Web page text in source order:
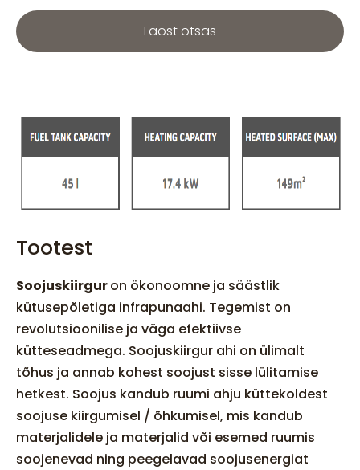
Laost otsas
Tootest
Soojuskiirguron ökonoomne ja säästlik
kütusepõletiga infrapunaahi. Tegemist on
revolutsioonilise ja väga efektiivse
kütteseadmega. Soojuskiirgur ahi on ülimalt
tõhus ja annab kohest soojust sisse lülitamise
hetkest. Soojus kandub ruumi ahju küttekoldest
soojuse kiirgumisel / õhkumisel, mis kandub
materjalidele ja materjalid või esemed ruumis
soojenevad ning peegelavad soojusenergiat